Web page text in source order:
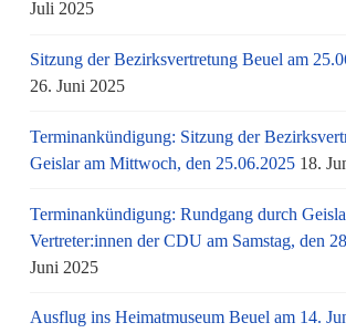
Juli 2025
Sitzung der Bezirksvertretung Beuel am
26. Juni 2025
Terminankündigung: Sitzung der
Geislar am Mittwoch, den 25.06.2025 18.
Terminankündigung: Rundgang durch
Vertreter:innen der CDU am Samstag, den
Juni 2025
Ausflug ins Heimatmuseum Beuel am 14.